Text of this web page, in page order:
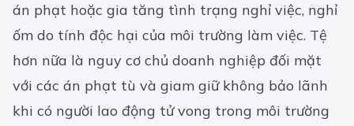
án phạt hoặc gia tăng tình trạng nghỉ việc, nghỉ
ốm do tính độc hại của môi trường làm việc. Tệ
hơn nữa là nguy cơ chủ doanh nghiệp đối mặt
với các án phạt tù và giam giữ không bảo lãnh
khi có người lao động tử vong trong môi trường